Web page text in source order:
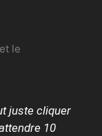
et le
juste cliquer
10